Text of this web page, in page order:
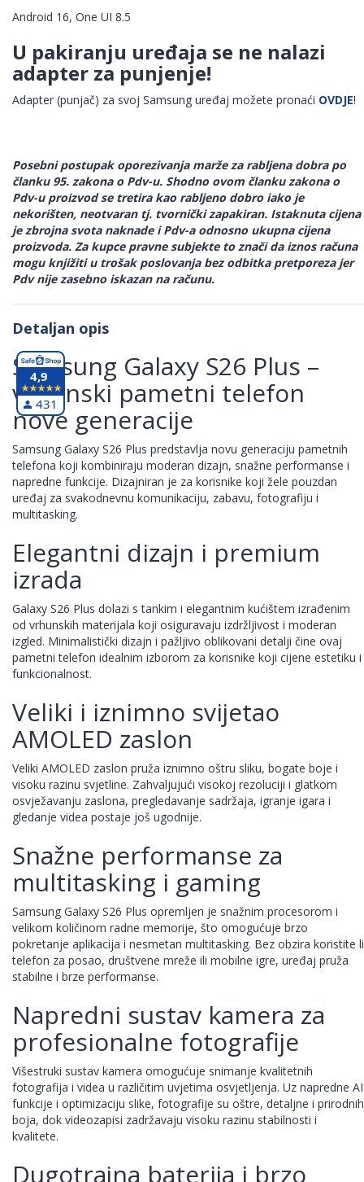
Android 16, One UI 8.5
U pakiranju uređaja se ne nalazi
adapter za punjenje!
Adapter (punjač) za svoj Samsung uređaj možete pronaći OVDJE!
Posebni postupak oporezivanja marže za rabljena dobra po
članku 95. zakona o Pdv-u. Shodno ovom članku zakona o
Pdv-u proizvod se tretira kao rabljeno dobro iako je
nekorišten, neotvaran tj. tvornički zapakiran. Istaknuta cijena
je zbrojna svota naknade i Pdv-a odnosno ukupna cijena
proizvoda. Za kupce pravne subjekte to znači da iznos računa
mogu knjižiti u trošak poslovanja bez odbitka pretporeza jer
Pdv nije zasebno iskazan na računu.
Detaljan opis
Samsung Galaxy S26 Plus –
vrhunski pametni telefon
nove generacije
Samsung Galaxy S26 Plus predstavlja novu generaciju pametnih
telefona koji kombiniraju moderan dizajn, snažne performanse i
napredne funkcije. Dizajniran je za korisnike koji žele pouzdan
uređaj za svakodnevnu komunikaciju, zabavu, fotografiju i
multitasking.
Elegantni dizajn i premium
izrada
Galaxy S26 Plus dolazi s tankim i elegantnim kućištem izrađenim
od vrhunskih materijala koji osiguravaju izdržljivost i moderan
izgled. Minimalistički dizajn i pažljivo oblikovani detalji čine ovaj
pametni telefon idealnim izborom za korisnike koji cijene estetiku i
funkcionalnost.
Veliki i iznimno svijetao
AMOLED zaslon
Veliki AMOLED zaslon pruža iznimno oštru sliku, bogate boje i
visoku razinu svjetline. Zahvaljujući visokoj rezoluciji i glatkom
osvježavanju zaslona, pregledavanje sadržaja, igranje igara i
gledanje videa postaje još ugodnije.
Snažne performanse za
multitasking i gaming
Samsung Galaxy S26 Plus opremljen je snažnim procesorom i
velikom količinom radne memorije, što omogućuje brzo
pokretanje aplikacija i nesmetan multitasking. Bez obzira koristite li
telefon za posao, društvene mreže ili mobilne igre, uređaj pruža
stabilne i brze performanse.
Napredni sustav kamera za
profesionalne fotografije
Višestruki sustav kamera omogućuje snimanje kvalitetnih
fotografija i videa u različitim uvjetima osvjetljenja. Uz napredne AI
funkcije i optimizaciju slike, fotografije su oštre, detaljne i prirodnih
boja, dok videozapisi zadržavaju visoku razinu stabilnosti i
kvalitete.
Dugotrajna baterija i brzo
4,9
431